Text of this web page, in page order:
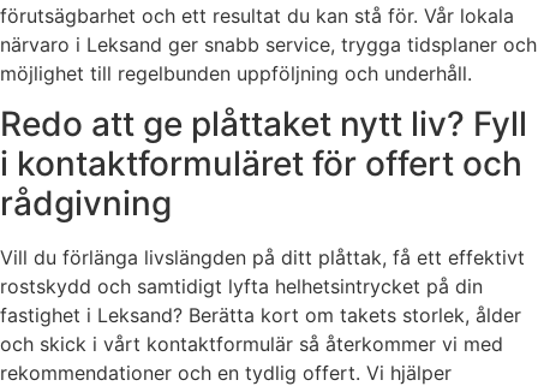
förutsägbarhet och ett resultat du kan stå för. Vår lokala
närvaro i Leksand ger snabb service, trygga tidsplaner och
möjlighet till regelbunden uppföljning och underhåll.
Redo att ge plåttaket nytt liv? Fyll
i kontaktformuläret för offert och
rådgivning
Vill du förlänga livslängden på ditt plåttak, få ett effektivt
rostskydd och samtidigt lyfta helhetsintrycket på din
fastighet i Leksand? Berätta kort om takets storlek, ålder
och skick i vårt kontaktformulär så återkommer vi med
rekommendationer och en tydlig offert. Vi hjälper